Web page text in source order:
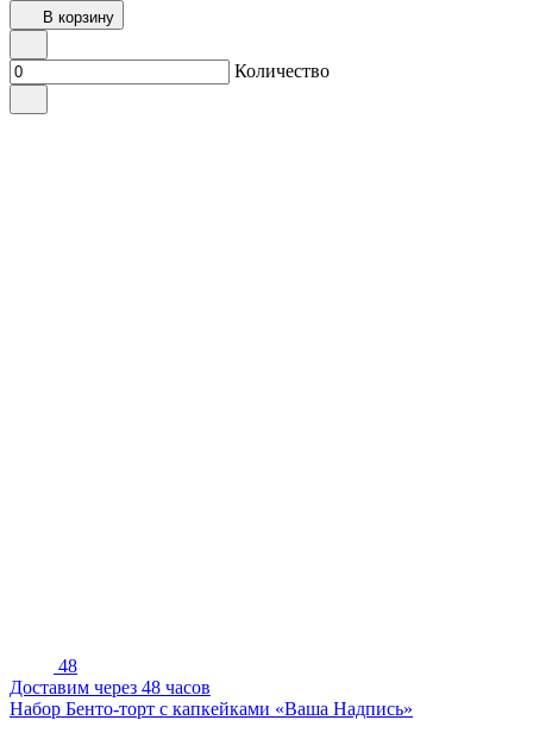
В корзину
Количество
48
Доставим через 48 часов
Набор Бенто-торт с капкейками «Ваша Надпись»